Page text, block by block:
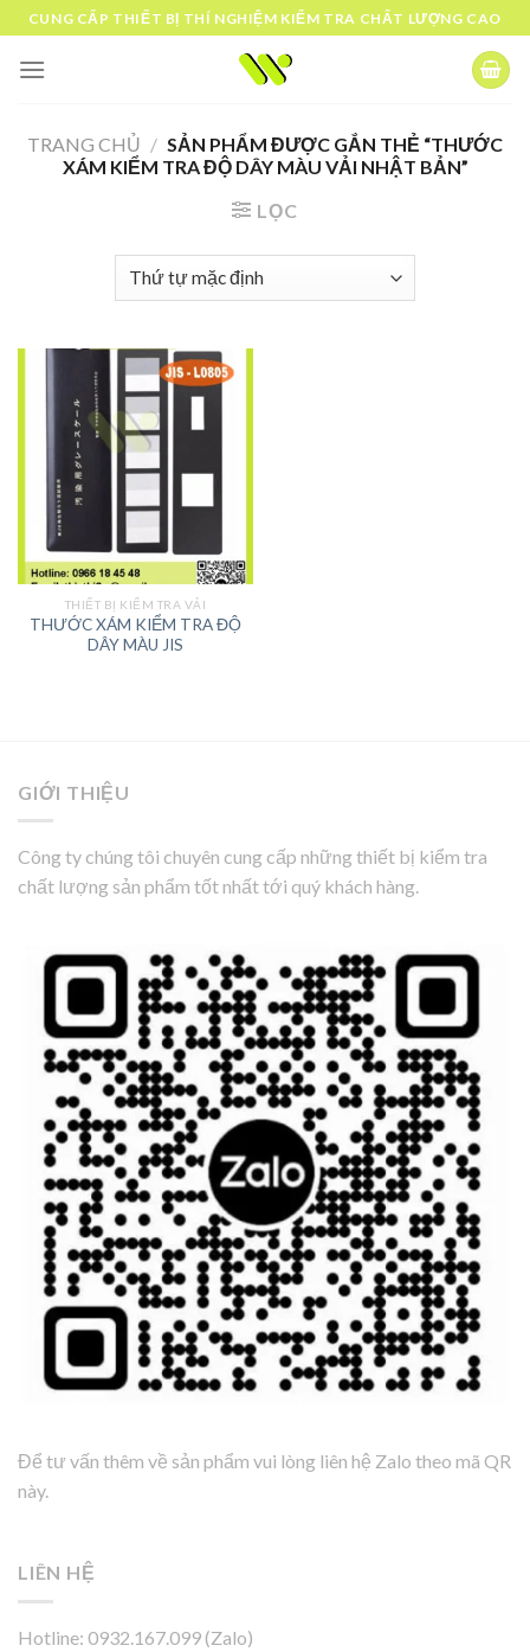
Skip
to
content
CUNG CẤP THIẾT BỊ THÍ NGHIỆM KIỂM TRA CHẤT LƯỢNG CAO
TRANG CHỦ / SẢN PHẨM ĐƯỢC GẮN THẺ “THƯỚC
XÁM KIỂM TRA ĐỘ DÂY MÀU VẢI NHẬT BẢN”
LỌC
THIẾT BỊ KIỂM TRA VẢI
THƯỚC XÁM KIỂM TRA ĐỘ
DÂY MÀU JIS
GIỚI THIỆU
Công ty chúng tôi chuyên cung cấp những thiết bị kiểm tra
chất lượng sản phẩm tốt nhất tới quý khách hàng.
Để tư vấn thêm về sản phẩm vui lòng liên hệ Zalo theo mã QR
này.
LIÊN HỆ
Hotline: 0932.167.099 (Zalo)